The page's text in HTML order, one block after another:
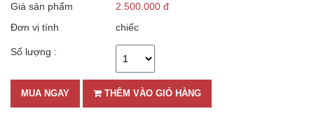
Giá sản phẩm
2.500.000 đ
Đơn vị tính
chiếc
Số lượng :
MUA NGAY THÊM VÀO GIỎ HÀNG